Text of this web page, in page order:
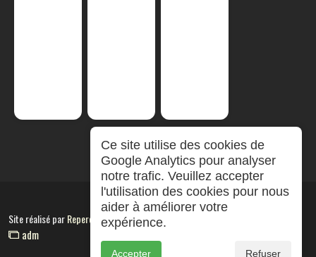
Site réalisé parRepereCom
adm
Ce site utilise des cookies de
Google Analytics pour analyser
notre trafic. Veuillez accepter
l'utilisation des cookies pour nous
aider à améliorer votre
expérience.
Accepter Refuser